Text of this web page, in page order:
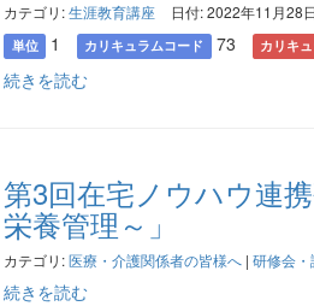
カテゴリ:生涯教育講座 日付: 2022年11月28
単位 1 カリキュラムコード 73 カリキ
続きを読む
第3回在宅ノウハウ連
栄養管理～」
カテゴリ:医療・介護関係者の皆様へ |研修会
続きを読む